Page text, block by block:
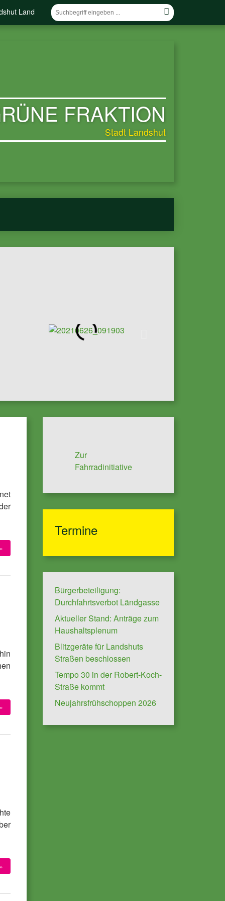
Land
FRAKTION
Stadt Landshut
Zur
Fahrradinitiative
Termine
Bürgerbeteiligung:
Durchfahrtsverbot Ländgasse
Aktueller Stand: Anträge zum
Haushaltsplenum
Blitzgeräte für Landshuts
Straßen beschlossen
Tempo 30 in der Robert-Koch-
Straße kommt
Neujahrsfrühschoppen 2026